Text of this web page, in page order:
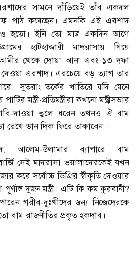
সামনে দাঁড়িয়েই তাঁর একদল
পাঠ করেছেন। এমনকি এই এরশাদ
হতো। ইনি তো মাত্র একদিন আগে
হাটহাজারী মাদরাসায় গিয়ে
থেকে দোয়া আনা এবং ১৩ দফা
দেওয়া এরশাদ। এরচেয়ে বড় ত্যাগ তার
সুতরাং তর্কের খাতিরে যদি মেনে
মন্ত্রী-প্রতিমন্ত্রীরা কখনো মন্ত্রীসভার
দাওয়া তুলে ধরেন তখনও ঐ বাম
রেখে ডান দিক ফিরে তাকাবেন ।
আলেম-উলামার ব্যাপারে বাম
সেই মাদরাসা ওয়ালাদেরকেই যখন
করে সর্বোচ্চ ডিগ্রির স্বীকৃতি দেওয়ার
পূর্ণাঙ্গ দুজন মন্ত্রী। এটি কি কম কুরবানী?
গরীব-দুঃখীদের জন্য নিজেদেরকে
বাম রাজনীতির প্রকৃত হকদার।